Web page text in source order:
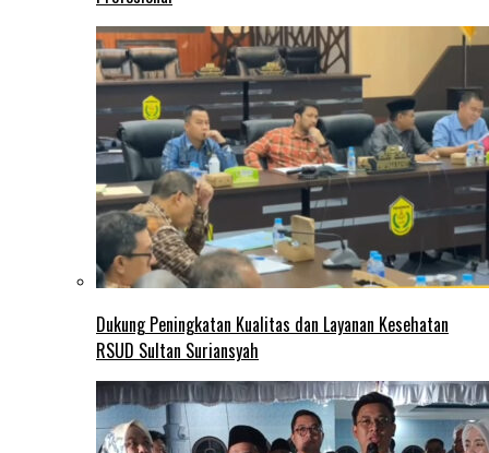
Dukung Peningkatan Kualitas dan Layanan Kesehatan
RSUD Sultan Suriansyah